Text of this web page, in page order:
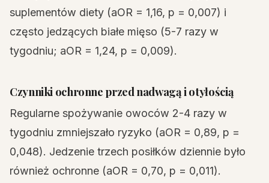
suplementów diety (aOR = 1,16, p = 0,007) i
często jedzących białe mięso (5-7 razy w
tygodniu; aOR = 1,24, p = 0,009).
Czynniki ochronne przed nadwagą i otyłością
Regularne spożywanie owoców 2-4 razy w
tygodniu zmniejszało ryzyko (aOR = 0,89, p =
0,048). Jedzenie trzech posiłków dziennie było
również ochronne (aOR = 0,70, p = 0,011).